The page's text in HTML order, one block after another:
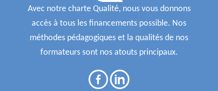
Avec notre charte Qualité, nous vous donnons
accès à tous les financements possible. Nos
méthodes pédagogiques et la qualités de nos
formateurs sont nos atouts principaux.